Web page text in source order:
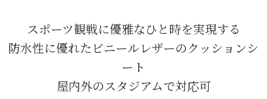
スポーツ観戦に優雅なひと時を実現する
防水性に優れたビニールレザーのクッションシ
ート
屋内外のスタジアムで対応可